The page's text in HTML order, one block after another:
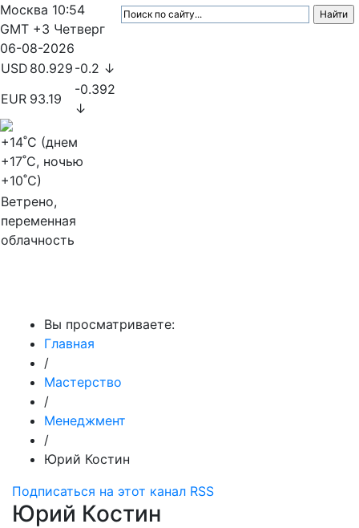
Москва 10:54
GMT +3 Четверг
06-08-2026
USD 80.929 -0.2 ↓
EUR 93.19
-0.392
↓
+14˚C (днем
+17˚C, ночью
+10˚C)
Ветрено,
переменная
облачность
Вы просматриваете:
Главная
/
Мастерство
/
Менеджмент
/
Юрий Костин
Подписаться на этот канал RSS
Юрий Костин